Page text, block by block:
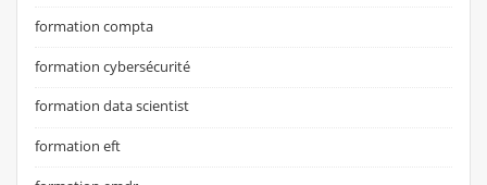
formation compta
formation cybersécurité
formation data scientist
formation eft